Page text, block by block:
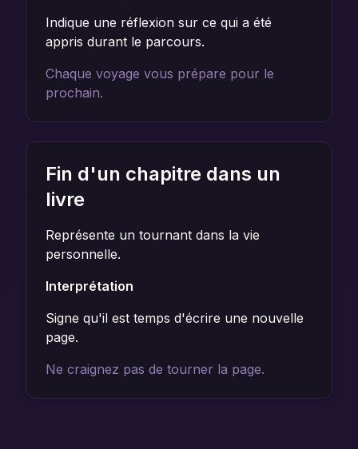
Indique une réflexion sur ce qui a été
appris durant le parcours.
Chaque voyage vous prépare pour le
prochain.
Fin d'un chapitre dans un
livre
Représente un tournant dans la vie
personnelle.
Interprétation
Signe qu'il est temps d'écrire une nouvelle
page.
Ne craignez pas de tourner la page.